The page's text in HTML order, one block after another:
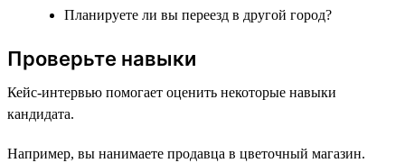
Планируете ли вы переезд в другой город?
Проверьте навыки
Кейс-интервью помогает оценить некоторые навыки
кандидата.
Например, вы нанимаете продавца в цветочный магазин.